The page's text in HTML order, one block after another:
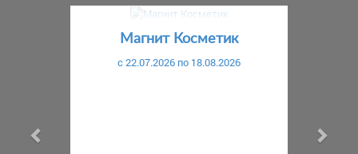
Магнит Косметик
c 22.07.2026 по 18.08.2026